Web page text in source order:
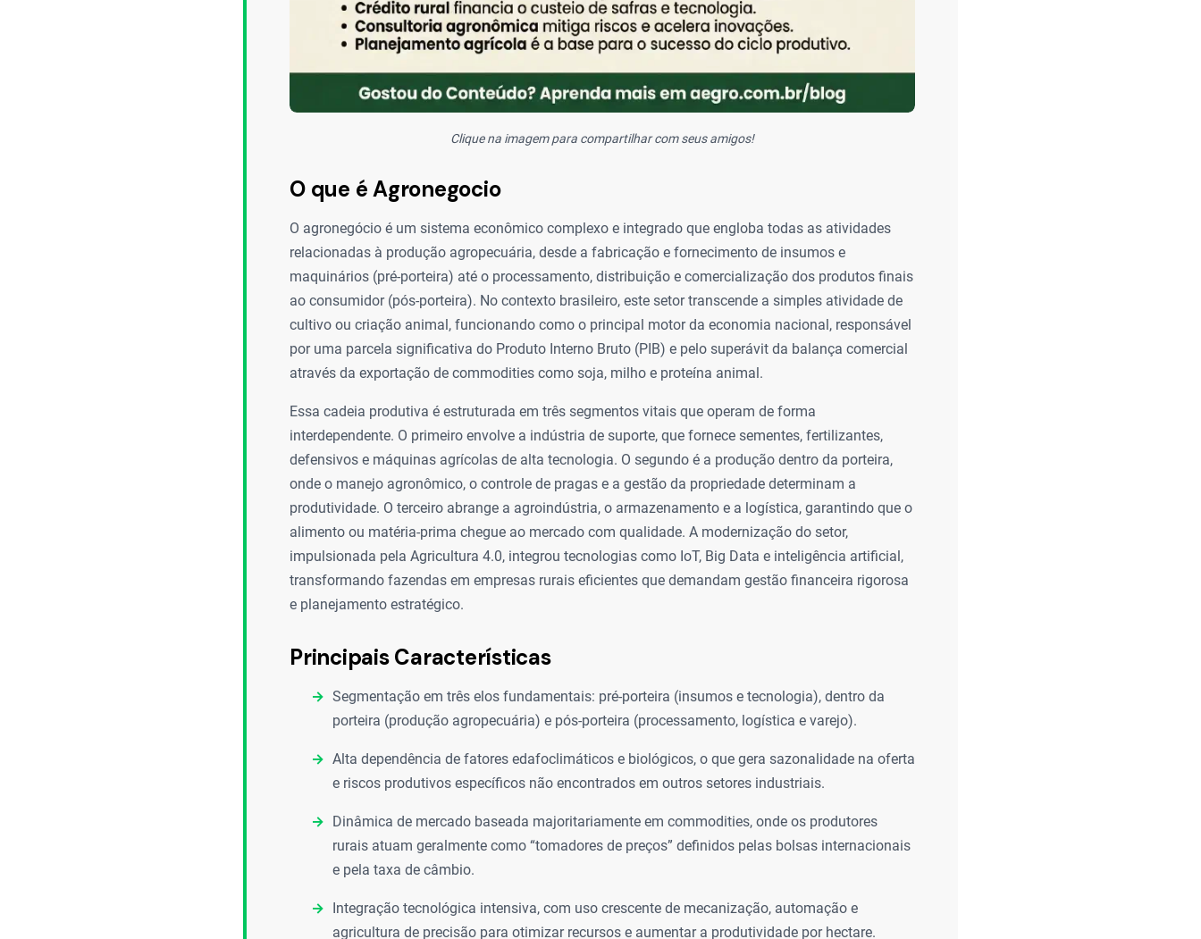
Clique na imagem para compartilhar com seus amigos!
O que é Agronegocio
O agronegócio é um sistema econômico complexo e integrado que engloba todas as atividades
relacionadas à produção agropecuária, desde a fabricação e fornecimento de insumos e
maquinários (pré-porteira) até o processamento, distribuição e comercialização dos produtos finais
ao consumidor (pós-porteira). No contexto brasileiro, este setor transcende a simples atividade de
cultivo ou criação animal, funcionando como o principal motor da economia nacional, responsável
por uma parcela significativa do Produto Interno Bruto (PIB) e pelo superávit da balança comercial
através da exportação de commodities como soja, milho e proteína animal.
Essa cadeia produtiva é estruturada em três segmentos vitais que operam de forma
interdependente. O primeiro envolve a indústria de suporte, que fornece sementes, fertilizantes,
defensivos e máquinas agrícolas de alta tecnologia. O segundo é a produção dentro da porteira,
onde o manejo agronômico, o controle de pragas e a gestão da propriedade determinam a
produtividade. O terceiro abrange a agroindústria, o armazenamento e a logística, garantindo que o
alimento ou matéria-prima chegue ao mercado com qualidade. A modernização do setor,
impulsionada pela Agricultura 4.0, integrou tecnologias como IoT, Big Data e inteligência artificial,
transformando fazendas em empresas rurais eficientes que demandam gestão financeira rigorosa
e planejamento estratégico.
Principais Características
Segmentação em três elos fundamentais: pré-porteira (insumos e tecnologia), dentro da
porteira (produção agropecuária) e pós-porteira (processamento, logística e varejo).
Alta dependência de fatores edafoclimáticos e biológicos, o que gera sazonalidade na oferta
e riscos produtivos específicos não encontrados em outros setores industriais.
Dinâmica de mercado baseada majoritariamente em commodities, onde os produtores
rurais atuam geralmente como “tomadores de preços” definidos pelas bolsas internacionais
e pela taxa de câmbio.
Integração tecnológica intensiva, com uso crescente de mecanização, automação e
agricultura de precisão para otimizar recursos e aumentar a produtividade por hectare.